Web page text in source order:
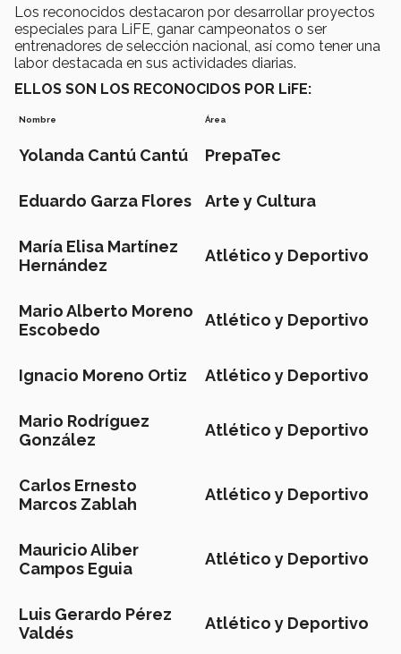
Los reconocidos destacaron por desarrollar proyectos
especiales para LiFE, ganar campeonatos o ser
entrenadores de selección nacional, así como tener una
labor destacada en sus actividades diarias.
ELLOS SON LOS RECONOCIDOS POR LiFE:
Nombre Área
Yolanda Cantú Cantú PrepaTec
Eduardo Garza Flores Arte y Cultura
María Elisa Martínez
Hernández
Atlético y Deportivo
Mario Alberto Moreno
Escobedo
Atlético y Deportivo
Ignacio Moreno Ortiz Atlético y Deportivo
Mario Rodríguez
González
Atlético y Deportivo
Carlos Ernesto
Marcos Zablah
Atlético y Deportivo
Mauricio Aliber
Campos Eguia
Atlético y Deportivo
Luis Gerardo Pérez
Valdés
Atlético y Deportivo